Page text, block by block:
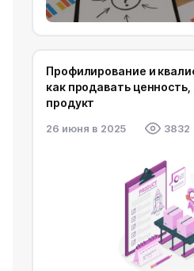
Профилирование и
как продавать ценность,
продукт
26 июня в 2025 3832